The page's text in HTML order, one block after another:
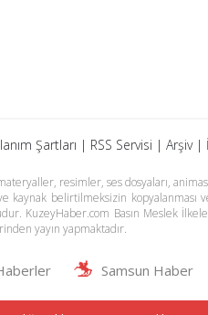
Şartları | RSS Servisi | Arşiv|
resimler, ses dosyaları,
kaynak belirtilmeksizin
KuzeyHaber.com Basın Meslek
yayın yapmaktadır.
Samsun Haber